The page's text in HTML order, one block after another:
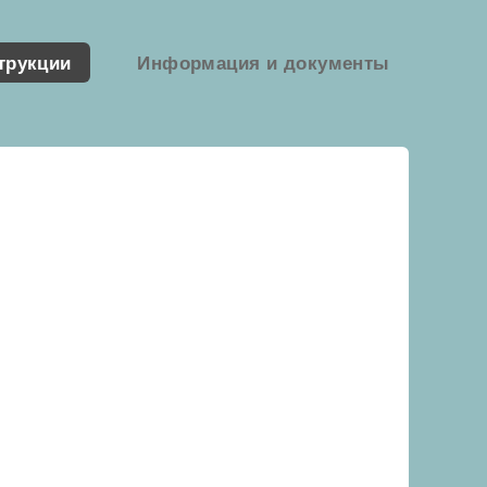
Информация и документы